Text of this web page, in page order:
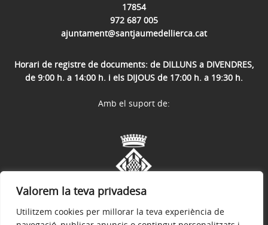
Valorem la teva privadesa
Utilitzem cookies per millorar la teva experiència de
17854
972 687 005
ajuntament@santjaumedellierca.cat
Horari de registre de documents: de DILLUNS a DIVENDRES,
de 9:00 h. a 14:00 h. i els DIJOUS de 17:00 h. a 19:30 h.
Amb el suport de: